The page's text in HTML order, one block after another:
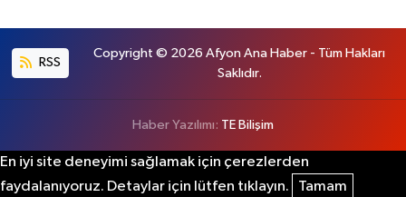
RSS
Copyright © 2026 Afyon Ana Haber - Tüm Hakları
Saklıdır.
Haber Yazılımı: TE Bilişim
En iyi site deneyimi sağlamak için çerezlerden
faydalanıyoruz. Detaylar için lütfen tıklayın.
Tamam